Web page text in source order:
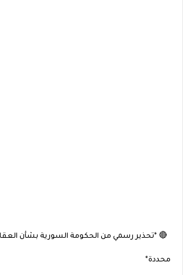
🔴 *تحذير رسمي من الحكومة السورية بشأن
محددة*